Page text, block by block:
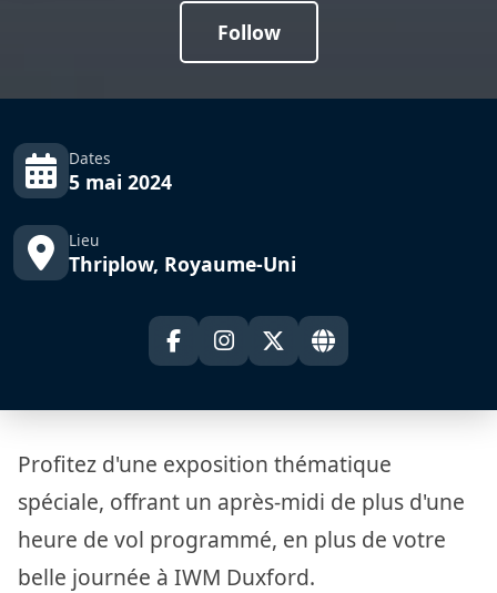
Follow
Dates
5 mai 2024
Lieu
Thriplow, Royaume-Uni
Profitez d'une exposition thématique
spéciale, offrant un après-midi de plus d'une
heure de vol programmé, en plus de votre
belle journée à IWM Duxford.